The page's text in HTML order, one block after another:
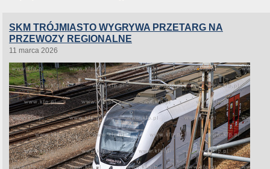
SKM TRÓJMIASTO WYGRYWA PRZETARG NA
PRZEWOZY REGIONALNE
11 marca 2026